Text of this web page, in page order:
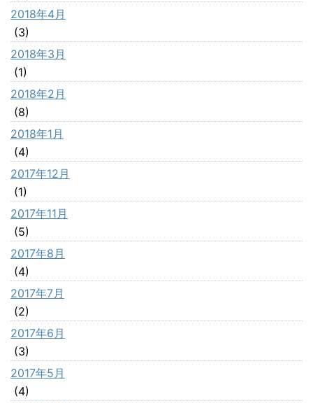
2018年4月
(3)
2018年3月
(1)
2018年2月
(8)
2018年1月
(4)
2017年12月
(1)
2017年11月
(5)
2017年8月
(4)
2017年7月
(2)
2017年6月
(3)
2017年5月
(4)